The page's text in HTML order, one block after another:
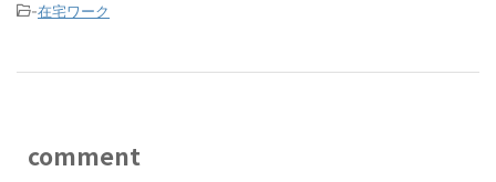
-在宅ワーク
comment